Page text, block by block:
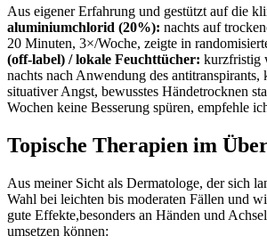
Aus eigener Erfahrung und gestützt auf⁢ die
aluminiumchlorid (20%): nachts auf
20 Minuten, 3×/Woche, zeigte ‍in
(off‑label)‍ / lokale Feuchttücher: kurzfristig
nachts nach Anwendung des
situativer Angst, bewusstes Händetrocknen
Wochen keine Besserung spüren, ​empfehle
Topische​ Therapien im
Aus meiner Sicht als Dermatologe, der sich⁢
​Wahl bei​ leichten bis moderaten‍ Fällen ⁣und
gute Effekte,besonders ⁢an ​Händen und
umsetzen können:‌